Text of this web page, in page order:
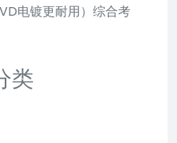
电镀更耐用）综合考
类